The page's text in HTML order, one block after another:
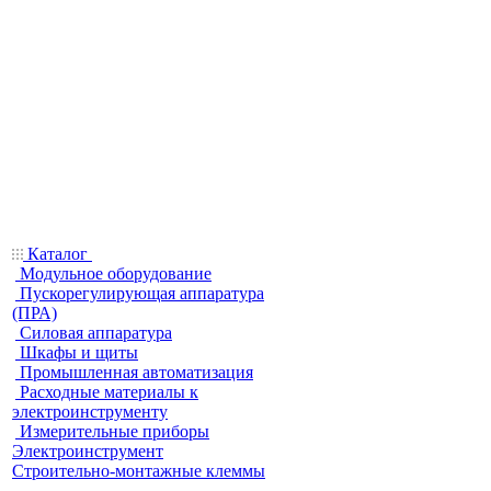
Каталог
Модульное оборудование
Пускорегулирующая аппаратура
(ПРА)
Силовая аппаратура
Шкафы и щиты
Промышленная автоматизация
Расходные материалы к
электроинструменту
Измерительные приборы
Электроинструмент
Строительно-монтажные клеммы